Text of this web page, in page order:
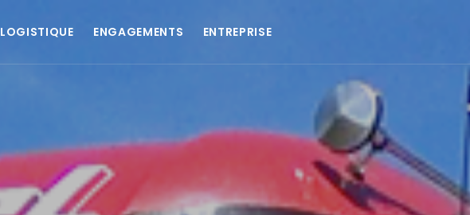
LOGISTIQUE ENGAGEMENTS ENTREPRISE